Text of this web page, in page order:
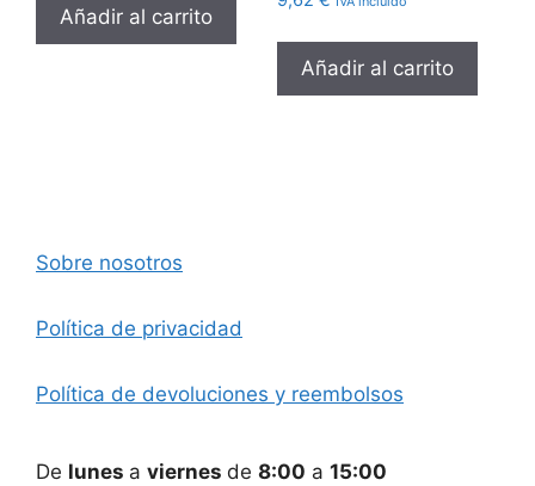
era:
28,13 €.
es:
12,10 €.
Añadir al carrito
Añadir al carrito
Sobre nosotros
Política de privacidad
Política de devoluciones y reembolsos
De lunes a viernes de 8:00 a 15:00